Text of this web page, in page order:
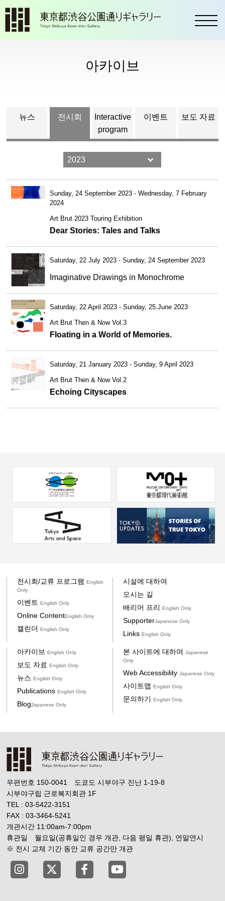
아카이브
뉴스 전시회
Interactive
program
이벤트 보도 자료
Sunday, 24 September 2023 - Wednesday, 7 February
2024
Art Brut 2023 Touring Exhibition
Dear Stories: Tales and Talks
Saturday, 22 July 2023 - Sunday, 24 September 2023
Imaginative Drawings in Monochrome
Saturday, 22 April 2023 - Sunday, 25 June 2023
Art Brut Then & Now Vol.3
Floating in a World of Memories.
Saturday, 21 January 2023 - Sunday, 9 April 2023
Art Brut Then & Now Vol.2
Echoing Cityscapes
전시회/교류 프로그램English
Only
이벤트English Only
Online ContentEnglish Only
캘린더English Only
시설에 대하여
오시는 길
배리어 프리 English Only
SupporterJapanese Only
Links English Only
아카이브English Only
보도 자료English Only
뉴스English Only
PublicationsEnglish Only
BlogJapanese Only
본 사이트에 대하여 Japanese
Only
Web Accessibility Japanese Only
사이트맵 English Only
문의하기 English Only
우편번호 150-0041 도쿄도 시부야구 진난 1-19-8
시부야구립 근로복지회관 1F
TEL : 03-5422-3151
FAX : 03-3464-5241
개관시간 11:00am-7:00pm
휴관일 월요일(공휴일인 경우 개관, 다음 평일 휴관), 연말연시
※ 전시 교체 기간 동안 교류 공간만 개관
Tokyo Shibuya Koen-dori Gallery instagram
Tokyo Shibuya Koen-dori Gallery X
Tokyo Shibuya Koen-dori Gallery
Tokyo Shibuya Koen-dori